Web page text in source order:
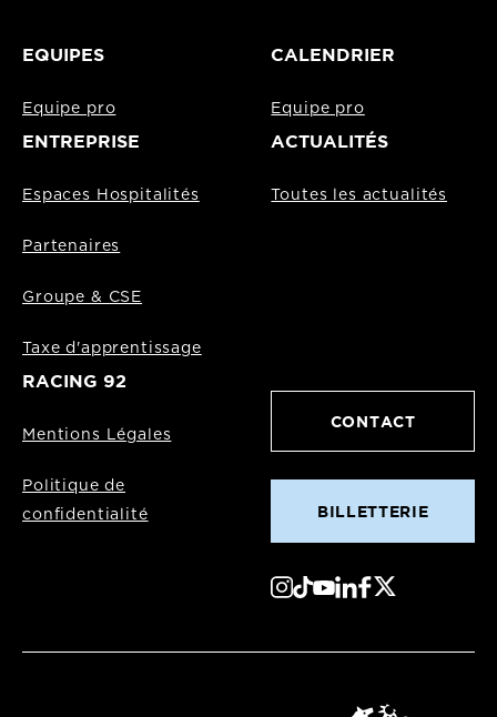
EQUIPES
Equipe pro
CALENDRIER
Equipe pro
ENTREPRISE
Espaces Hospitalités
Partenaires
Groupe & CSE
Taxe d'apprentissage
ACTUALITÉS
Toutes les actualités
RACING 92
Mentions Légales
Politique de
confidentialité
CONTACT
BILLETTERIE